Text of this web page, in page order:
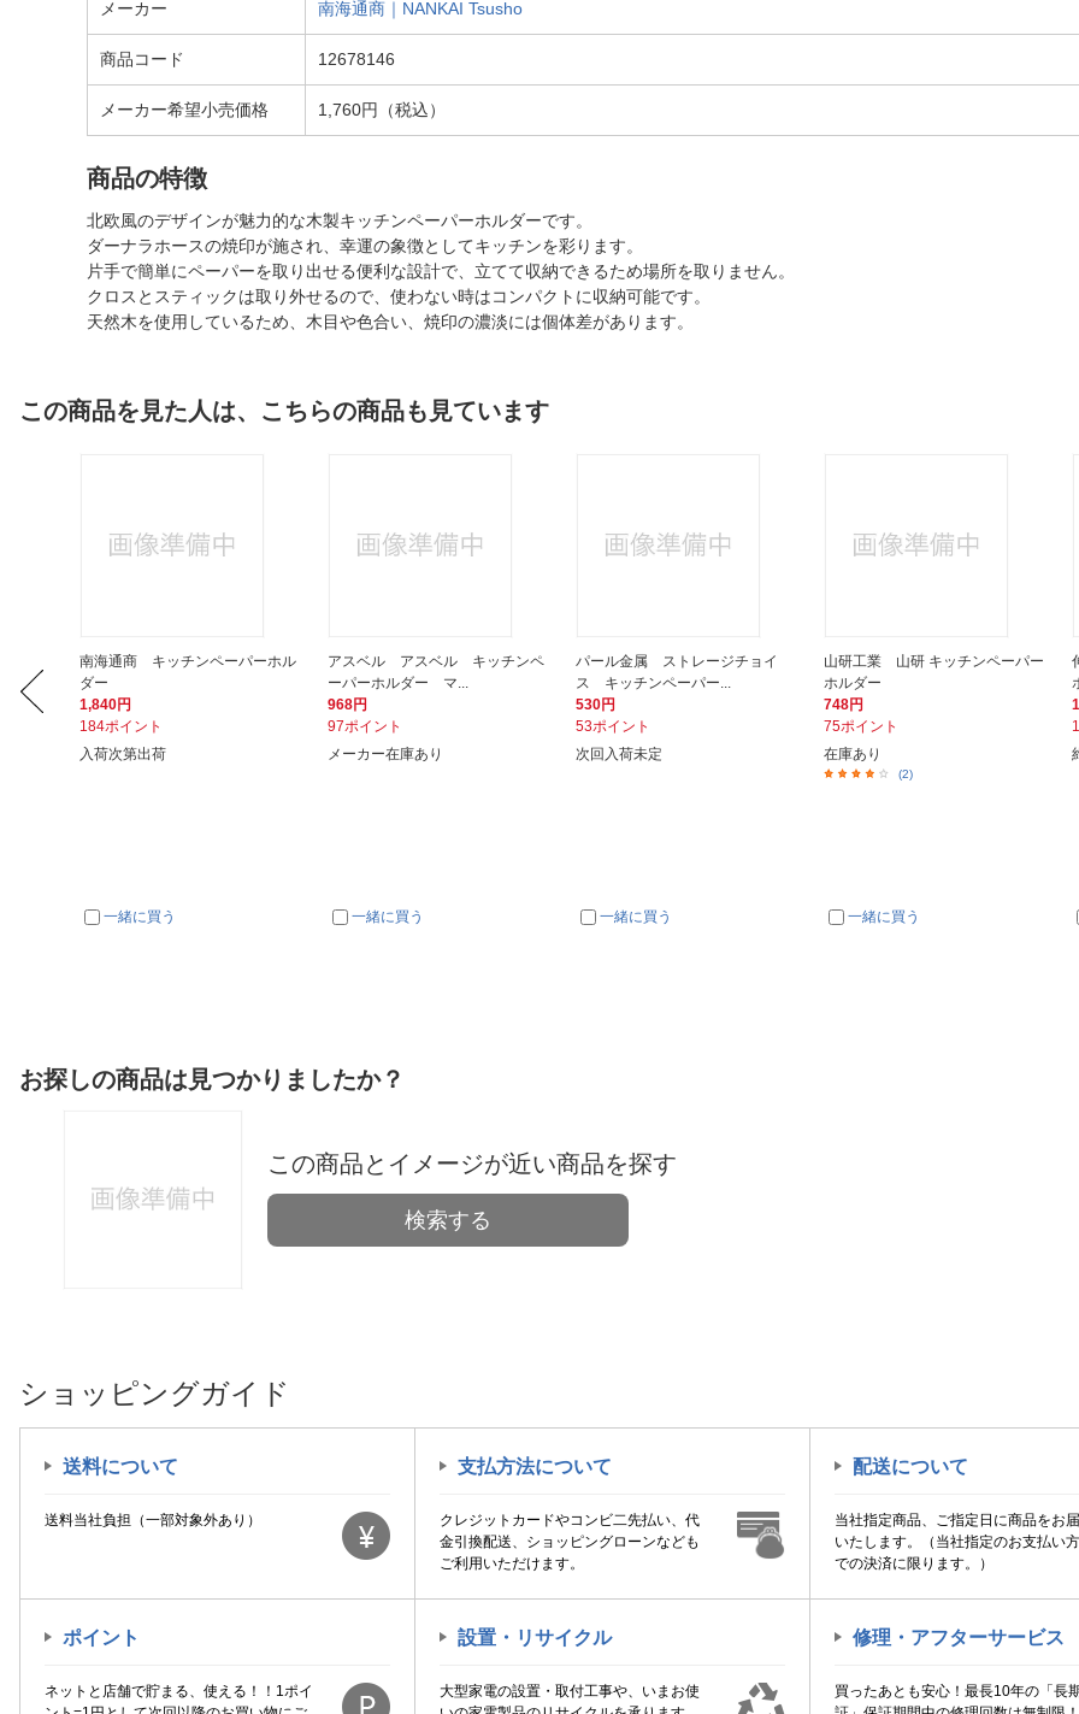
メーカー 南海通商｜NANKAI Tsusho
商品コード 12678146
メーカー希望小売価格 1,760円（税込）
商品の特徴
北欧風のデザインが魅力的な木製キッチンペーパーホルダーです。
ダーナラホースの焼印が施され、幸運の象徴としてキッチンを彩ります。
片手で簡単にペーパーを取り出せる便利な設計で、立てて収納できるため場所を取りません。
クロスとスティックは取り外せるので、使わない時はコンパクトに収納可能です。
天然木を使用しているため、木目や色合い、焼印の濃淡には個体差があります。
この商品を見た人は、こちらの商品も見ています
南海通商 キッチンペーパーホル
ダー
1,840円
184ポイント
入荷次第出荷
一緒に買う
アスベル アスベル キッチンペ
ーパーホルダー マ...
968円
97ポイント
メーカー在庫あり
一緒に買う
パール金属 ストレージチョイ
ス キッチンペーパー...
530円
53ポイント
次回入荷未定
一緒に買う
山研工業 山研 キッチンペーパー
ホルダー
748円
75ポイント
在庫あり
(2)
一緒に買う
お探しの商品は見つかりましたか？
この商品とイメージが近い商品を探す
検索する
ショッピングガイド
送料について
送料当社負担（一部対象外あり）
支払方法について
クレジットカードやコンビ二先払い、代
金引換配送、ショッピングローンなども
ご利用いただけます。
配送について
当社指定商品、ご指定日に商品をお
いたします。（当社指定のお支払い
での決済に限ります。）
ポイント
ネットと店舗で貯まる、使える！！1ポイ
設置・リサイクル
大型家電の設置・取付工事や、いまお使
修理・アフターサービス
買ったあとも安心！最長10年の「長